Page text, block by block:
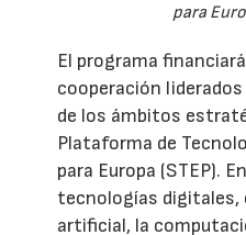
para
El programa
cooperación
de los ámbitos
Plataforma de
para Europa (STEP).
tecnologías
artificial, la